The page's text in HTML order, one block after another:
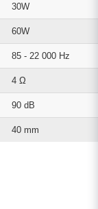
30W
60W
85 - 22 000 Hz
4 Ω
90 dB
40 mm